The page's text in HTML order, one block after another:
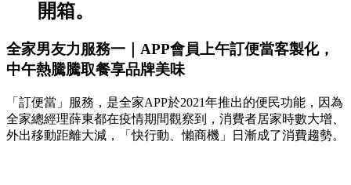
開箱。
全家男友力服務一｜APP會員上午訂便當客製化，
中午熱騰騰取餐享品牌美味
「訂便當」服務，是全家APP於2021年推出的便民功能，因為
全家總經理薛東都在疫情期間觀察到，消費者居家時數大增、
外出移動距離大減，「快行動、懶商機」日漸成了消費趨勢。